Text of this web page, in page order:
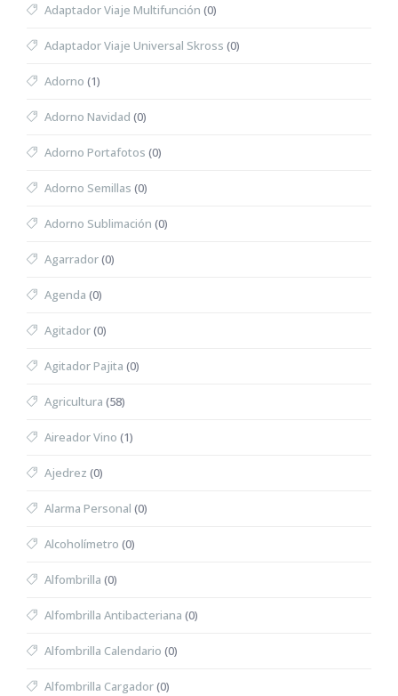
Adaptador Viaje Multifunción (0)
Adaptador Viaje Universal Skross (0)
Adorno (1)
Adorno Navidad (0)
Adorno Portafotos (0)
Adorno Semillas (0)
Adorno Sublimación (0)
Agarrador(0)
Agenda (0)
Agitador(0)
Agitador Pajita (0)
Agricultura (58)
Aireador Vino (1)
Ajedrez (0)
Alarma Personal (0)
Alcoholímetro (0)
Alfombrilla (0)
Alfombrilla Antibacteriana (0)
Alfombrilla Calendario (0)
Alfombrilla Cargador(0)